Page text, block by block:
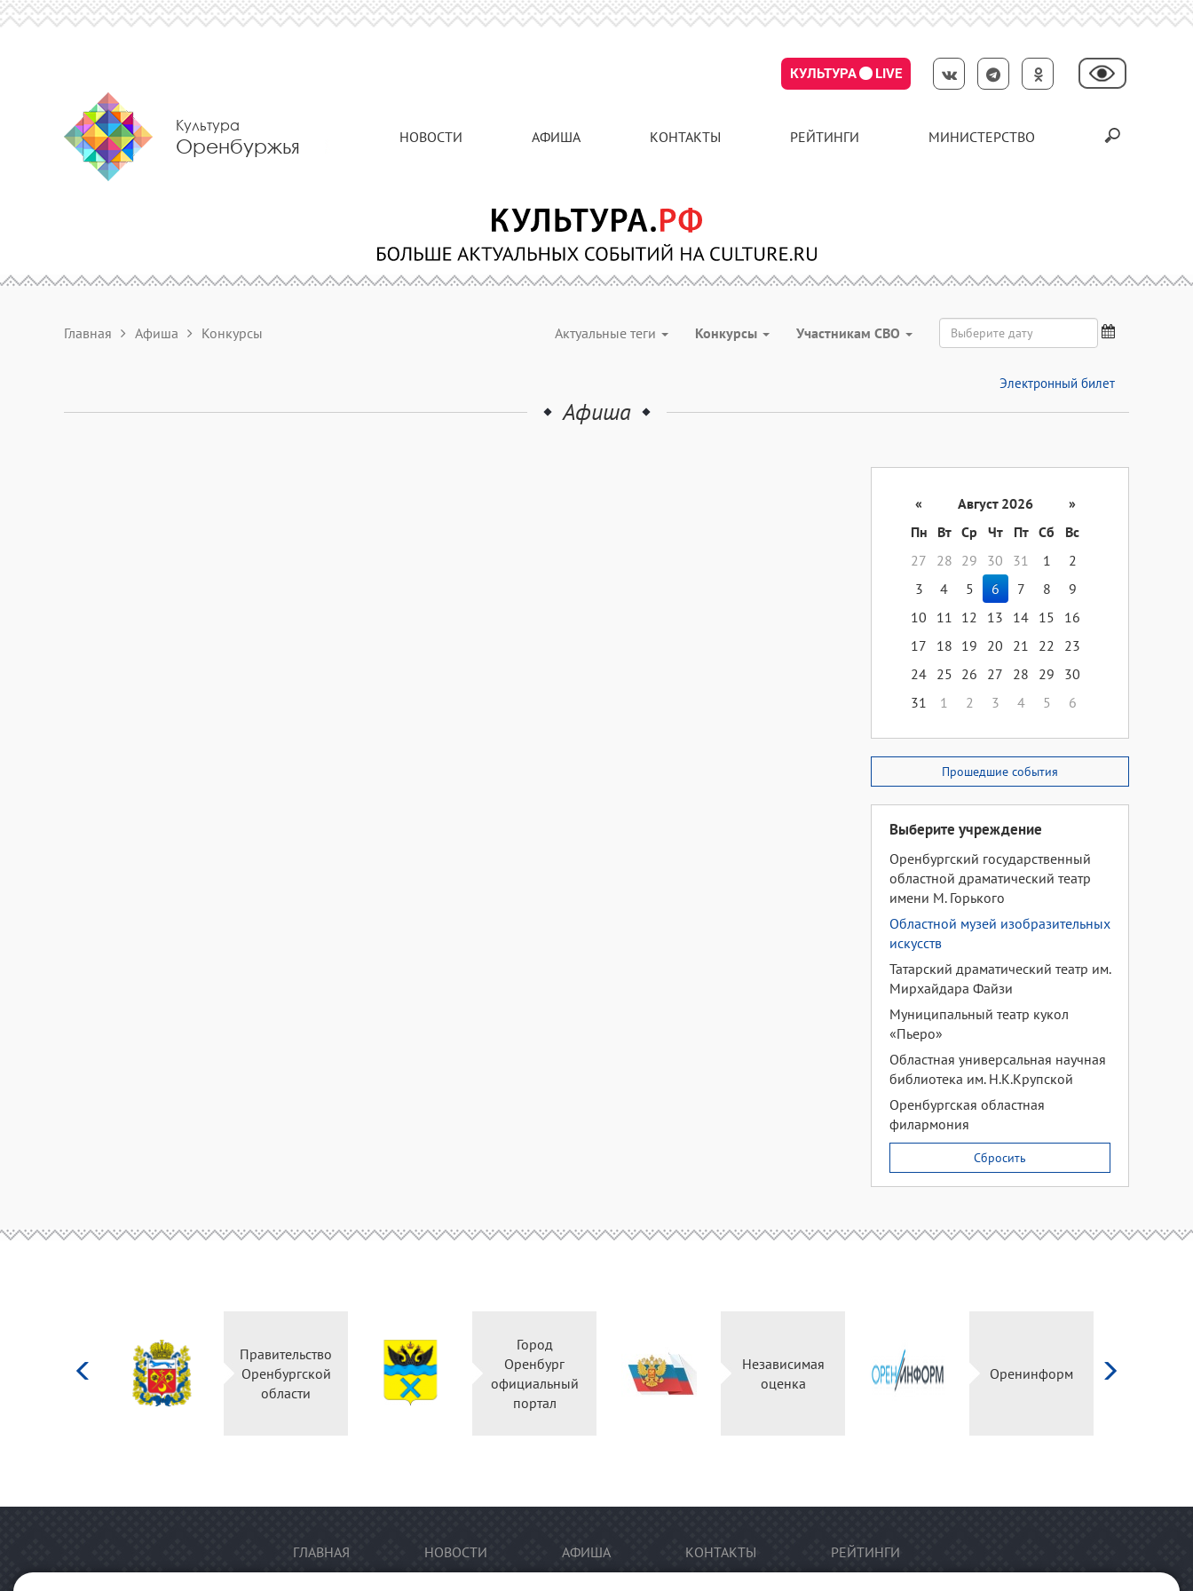
КУЛЬТУРА LIVE
Культура
Оренбуржья НОВОСТИ АФИША КОНТАКТЫ РЕЙТИНГИ МИНИСТЕРСТВО
Главная Афиша Конкурсы Актуальные теги Конкурсы Участникам СВО
Электронный билет
Афиша
« Август 2026
»
Пн
Вт Ср Чт Пт Сб
Вс
27
28 29 30 31 1
2
3
4 5 6 7 8
9
10
11 12 13 14 15
16
17
18 19 20 21 22
23
24 25 26 27 28 29
30
31
1 2 3 4 5 6
Прошедшие события
Выберите учреждение
Оренбургский государственный
областной драматический театр
имени М. Горького
Областной музей изобразительных
искусств
Татарский драматический театр им.
Мирхайдара Файзи
Муниципальный театр кукол
«Пьеро»
Областная универсальная научная
библиотека им. Н.К.Крупской
Оренбургская областная
филармония
Сбросить
Правительство
Оренбургской
области
Город
Оренбург
официальный
портал
Независимая
оценка
Оренинформ
ГЛАВНАЯ НОВОСТИ АФИША КОНТАКТЫ РЕЙТИНГИ